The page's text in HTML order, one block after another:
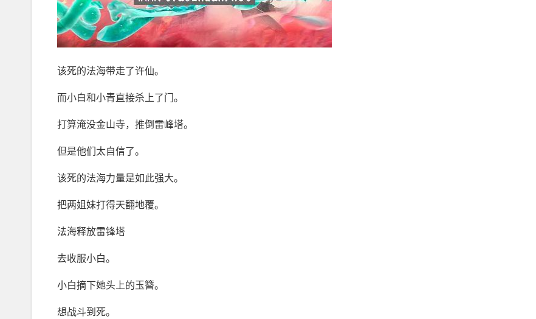
该死的法海带走了许仙。
而小白和小青直接杀上了门。
打算淹没金山寺，推倒雷峰塔。
但是他们太自信了。
该死的法海力量是如此强大。
把两姐妹打得天翻地覆。
法海释放雷锋塔
去收服小白。
小白摘下她头上的玉簪。
想战斗到死。